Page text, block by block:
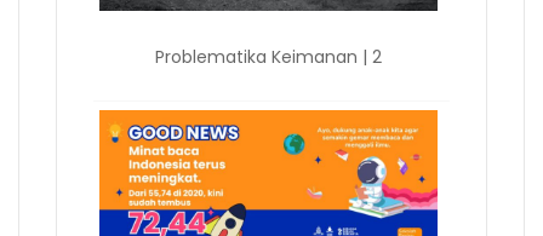
Problematika Keimanan | 2